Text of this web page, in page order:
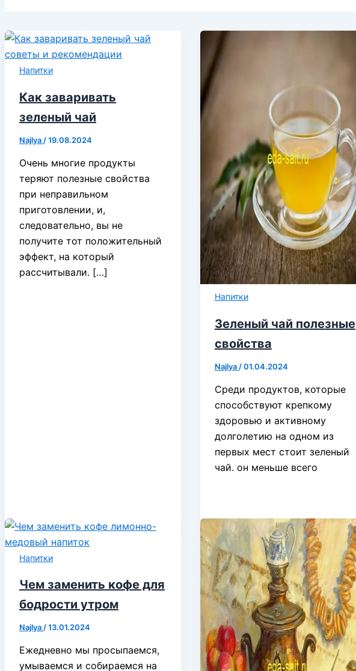
Напитки
Как заваривать
зеленый чай
Najlya /19.08.2024
Очень многие продукты
теряют полезные свойства
при неправильном
приготовлении, и,
следовательно, вы не
получите тот положительный
эффект, на который
рассчитывали. […]
Напитки
Зеленый чай полезные
свойства
Najlya /01.04.2024
Среди продуктов, которые
способствуют крепкому
здоровью и активному
долголетию на одном из
первых мест стоит зеленый
чай. он меньше всего
Напитки
Чем заменить кофе для
бодрости утром
Najlya/13.01.2024
Ежедневно мы просыпаемся,
умываемся и собираемся на